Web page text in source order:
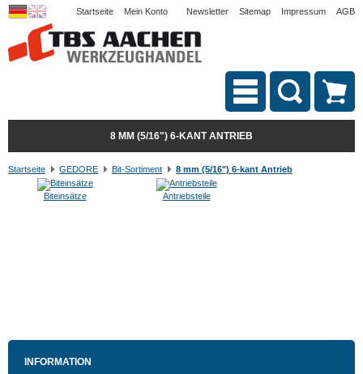
Startseite Mein Konto Newsletter Sitemap Impressum AGB
8 MM (5/16") 6-KANT ANTRIEB
Startseite GEDORE Bit-Sortiment 8 mm (5/16") 6-kant Antrieb
Biteinsätze Antriebsteile
INFORMATION